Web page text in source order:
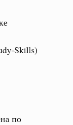
Skills)
по